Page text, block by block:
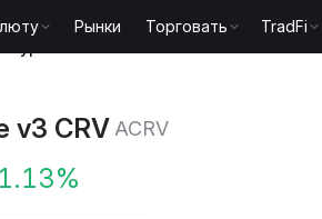
Рынки Торговать TradFi
v3 CRV ACRV